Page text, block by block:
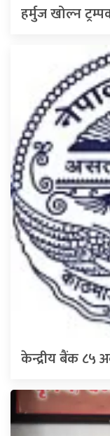
हर्मुज खोल्न
केन्द्रीय बैंक ८५